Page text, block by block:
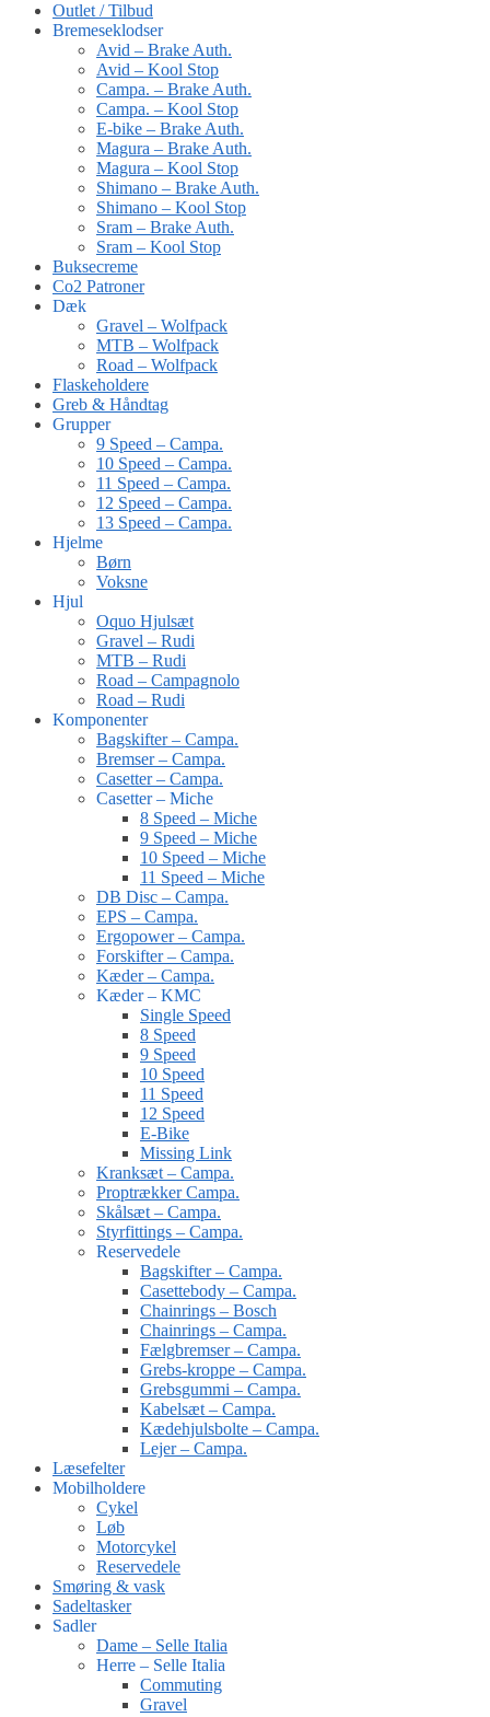
Outlet / Tilbud
Bremeseklodser
Avid – Brake Auth.
Avid – Kool Stop
Campa. – Brake Auth.
Campa. – Kool Stop
E-bike – Brake Auth.
Magura – Brake Auth.
Magura – Kool Stop
Shimano – Brake Auth.
Shimano – Kool Stop
Sram – Brake Auth.
Sram – Kool Stop
Buksecreme
Co2 Patroner
Dæk
Gravel – Wolfpack
MTB – Wolfpack
Road – Wolfpack
Flaskeholdere
Greb & Håndtag
Grupper
9 Speed – Campa.
10 Speed – Campa.
11 Speed – Campa.
12 Speed – Campa.
13 Speed – Campa.
Hjelme
Børn
Voksne
Hjul
Oquo Hjulsæt
Gravel – Rudi
MTB – Rudi
Road – Campagnolo
Road – Rudi
Komponenter
Bagskifter – Campa.
Bremser – Campa.
Casetter – Campa.
Casetter – Miche
8 Speed – Miche
9 Speed – Miche
10 Speed – Miche
11 Speed – Miche
DB Disc – Campa.
EPS – Campa.
Ergopower – Campa.
Forskifter – Campa.
Kæder – Campa.
Kæder – KMC
Single Speed
8 Speed
9 Speed
10 Speed
11 Speed
12 Speed
E-Bike
Missing Link
Kranksæt – Campa.
Proptrækker Campa.
Skålsæt – Campa.
Styrfittings – Campa.
Reservedele
Bagskifter – Campa.
Casettebody – Campa.
Chainrings – Bosch
Chainrings – Campa.
Fælgbremser – Campa.
Grebs-kroppe – Campa.
Grebsgummi – Campa.
Kabelsæt – Campa.
Kædehjulsbolte – Campa.
Lejer – Campa.
Læsefelter
Mobilholdere
Cykel
Løb
Motorcykel
Reservedele
Smøring & vask
Sadeltasker
Sadler
Dame – Selle Italia
Herre – Selle Italia
Commuting
Gravel